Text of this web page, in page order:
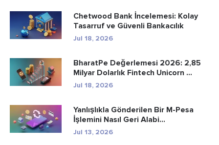
Chetwood Bank İncelemesi: Kolay
Tasarruf ve Güvenli Bankacılık
Jul 18, 2026
BharatPe Değerlemesi 2026: 2,85
Milyar Dolarlık Fintech Unicorn ...
Jul 18, 2026
Yanlışlıkla Gönderilen Bir M-Pesa
İşlemini Nasıl Geri Alabi...
Jul 13, 2026